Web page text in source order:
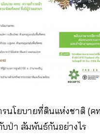
นโยบายที่ดินแห่งชาติ (ค
ป่า สัมพันธ์กันอย่างไร